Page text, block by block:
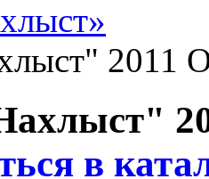
2011
в